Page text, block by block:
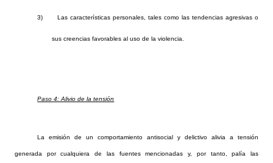
3) Las características personales, tales como las tendencias agresivas o
sus creencias favorables al uso de la violencia.
Paso 4: Alivio de la tensión
La emisión de un comportamiento antisocial y delictivo alivia a tensión
generada por cualquiera de las fuentes mencionadas y, por tanto, palía las